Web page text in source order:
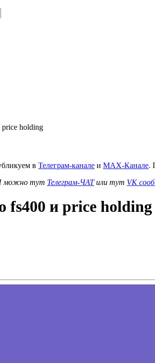
price holding
в Телеграм-канале и MAX-Канале.
можно тут Телеграм-ЧАТили тут VK
fs400 и price holding